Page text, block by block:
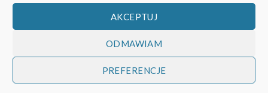
AKCEPTUJ
ODMAWIAM
PREFERENCJE
WOBIEKTYW © 2026 Wszystkie prawa zastrzeżone!